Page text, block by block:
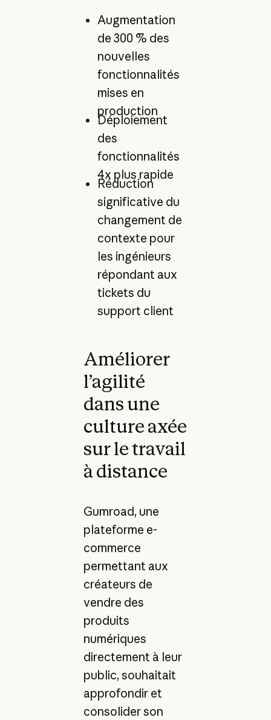
Augmentation
de 300 % des
nouvelles
fonctionnalités
mises en
production
Déploiement
des
fonctionnalités
4x plus rapide
Réduction
significative du
changement de
contexte pour
les ingénieurs
répondant aux
tickets du
support client
Améliorer
l’agilité
dans une
culture axée
sur le travail
à distance
Gumroad, une
plateforme e-
commerce
permettant aux
créateurs de
vendre des
produits
numériques
directement à leur
public, souhaitait
approfondir et
consolider son